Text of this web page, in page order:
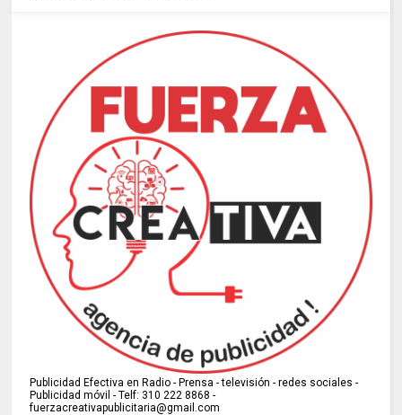
Publicidad Efectiva en Radio - Prensa - televisión - redes sociales -
Publicidad móvil - Telf: 310 222 8868 -
fuerzacreativapublicitaria@gmail.com